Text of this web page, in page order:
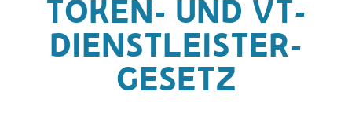
TOKEN- UND VT-
DIENSTLEISTER-
GESETZ